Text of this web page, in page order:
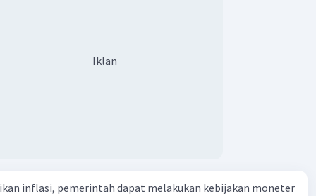
Iklan
inflasi, pemerintah dapat melakukan kebijakan moneter